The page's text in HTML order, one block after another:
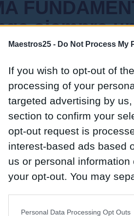
Maestros25 - Do Not Process My
If you wish to opt-out of
processing of your
targeted advertising by
section to confirm your
opt-out request is
interest-based ads based
us or personal
your opt-out. You may
Personal Data Processing Opt Outs
siempre
mensajes
no abuse de
una expresión